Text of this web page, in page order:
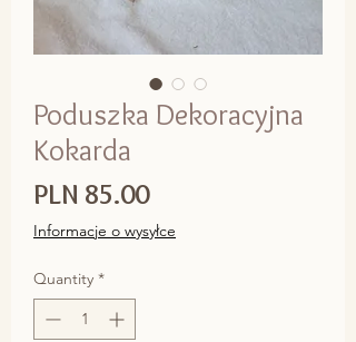
Poduszka Dekoracyjna
Kokarda
PLN 85.00Price
Informacje o wysyłce
Quantity *